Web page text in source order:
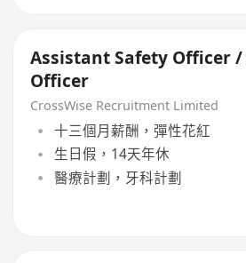
Assistant Safety Officer /
Officer
CrossWise Recruitment Limited
十三個月薪酬，彈性花紅
生日假，14天年休
醫療計劃，牙科計劃